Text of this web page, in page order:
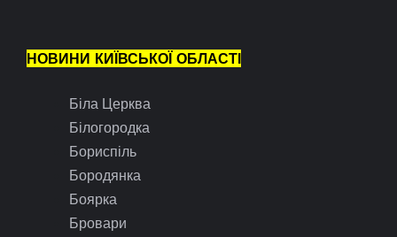
НОВИНИ КИЇВСЬКОЇ ОБЛАСТІ
Біла Церква
Білогородка
Бориспіль
Бородянка
Боярка
Бровари